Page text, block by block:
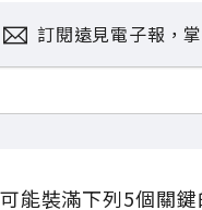
訂閱遠見電子報，
能裝滿下列5個關